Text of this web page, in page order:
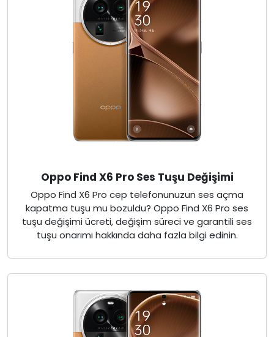
Oppo Find X6 Pro Ses Tuşu Değişimi
Oppo Find X6 Pro cep telefonunuzun ses açma
kapatma tuşu mu bozuldu? Oppo Find X6 Pro ses
tuşu değişimi ücreti, değişim süreci ve garantili ses
tuşu onarımı hakkında daha fazla bilgi edinin.